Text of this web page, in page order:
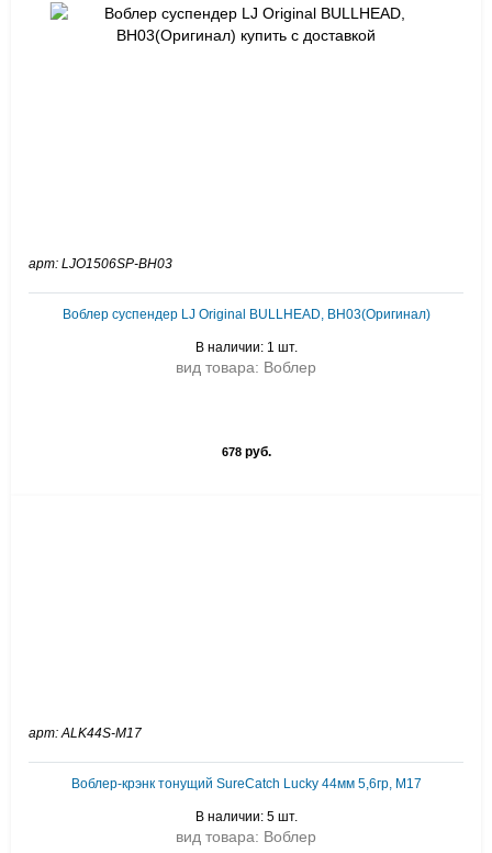
арт: LJO1506SP-BH03
Воблер суспендер LJ Original BULLHEAD, BH03(Оригинал)
В наличии: 1 шт.
вид товара: Воблер
678руб.
арт: ALK44S-M17
Воблер-крэнк тонущий SureCatch Lucky 44мм 5,6гр, M17
В наличии: 5 шт.
вид товара: Воблер